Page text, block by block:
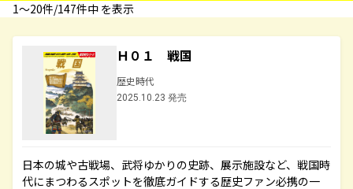
1〜20件/147件中 を表示
Ｈ０１ 戦国
歴史時代
2025.10.23 発売
日本の城や古戦場、武将ゆかりの史跡、展示施設など、戦国時
代にまつわるスポットを徹底ガイドする歴史ファン必携の一